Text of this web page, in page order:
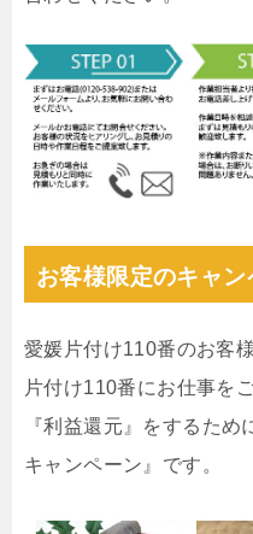
お客様限定のキャン
愛媛片付け110番のお客
片付け110番にお仕事を
『利益還元』をするた
キャンペーン』です。